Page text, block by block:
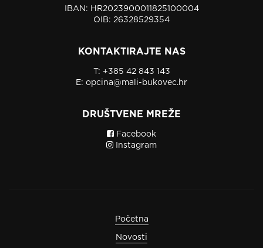
IBAN: HR2023900011825100004
OIB: 26328529354
KONTAKTIRAJTE NAS
T: +385 42 843 143
E: opcina@mali-bukovec.hr
DRUŠTVENE MREŽE
Facebook
Instagram
Početna
Novosti